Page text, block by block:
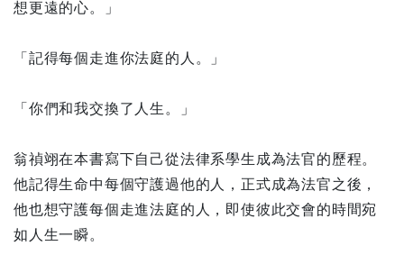
想更遠的心。」
「記得每個走進你法庭的人。」
「你們和我交換了人生。」
翁禎翊在本書寫下自己從法律系學生成為法官的歷程。
他記得生命中每個守護過他的人，正式成為法官之後，
他也想守護每個走進法庭的人，即使彼此交會的時間宛
如人生一瞬。